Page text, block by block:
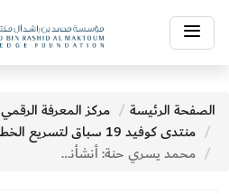
Toggle
navigation
الصفحة الرئيسة مركز المعرفة الرقمي
منتدى كوفيد 19 سباق لتسريع الخطى نحو مجتمع
محمد يسري حنة: أنشأنا فصول محو الأمية في الحقول الزراعية